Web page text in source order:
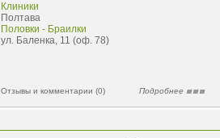
Клиники
Полтава
Половки - Браилки
ул. Баленка, 11 (оф. 78)
Отзывы и комментарии (0) Подробнее